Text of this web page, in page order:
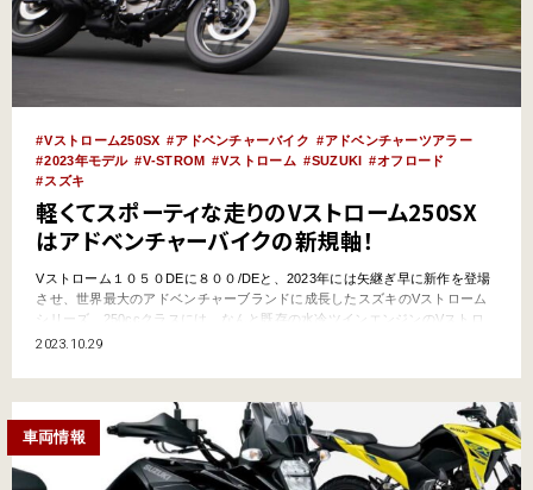
Vストローム250SX アドベンチャーバイク
アドベンチャーツアラー
2023年モデル
V-STROM Vストローム SUZUKI
オフロード
スズキ
軽くてスポーティな走りのVストローム250SX
はアドベンチャーバイクの新規軸！
Vストローム１０５０DEに８００/DEと、2023年には矢継ぎ早に新作を登場
させ、世界最大のアドベンチャーブランドに成長したスズキのVストローム
シリーズ。250ccクラスには、なんと既存の水冷ツインエンジンのVストロ
ーム250に加え、油冷単気筒エンジンを搭載したVストローム250SXが新たに
トローム250SXのメディア関係者…
2023.10.29
車両情報